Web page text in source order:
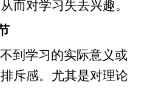
而对学习失去兴趣。
到学习的实际意义或
斥感。尤其是对理论